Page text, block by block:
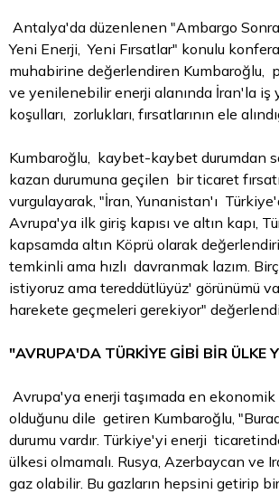
Antalya'da düzenlenen "Ambargo
Yeni Enerji, Yeni Fırsatlar" konulu
muhabirine değerlendiren Kumbaroğlu,
ve yenilenebilir enerji alanında İran'la iş
koşulları, zorlukları, fırsatlarının ele
Kumbaroğlu, kaybet-kaybet durumdan
kazan durumuna geçilen bir ticaret
vurgulayarak, "İran, Yunanistan'ı
Avrupa'ya ilk giriş kapısı ve altın kapı,
kapsamda altın Köprü olarak
temkinli ama hızlı davranmak lazım.
istiyoruz ama tereddütlüyüz' görünümü
harekete geçmeleri gerekiyor"
"AVRUPA'DA TÜRKİYE GİBİ BİR ÜLKE
Avrupa'ya enerji taşımada en ekonomik
olduğunu dile getiren Kumbaroğlu,
durumu vardır. Türkiye'yi enerji
ülkesi olmamalı. Rusya, Azerbaycan ve
gaz olabilir. Bu gazların hepsini getirip